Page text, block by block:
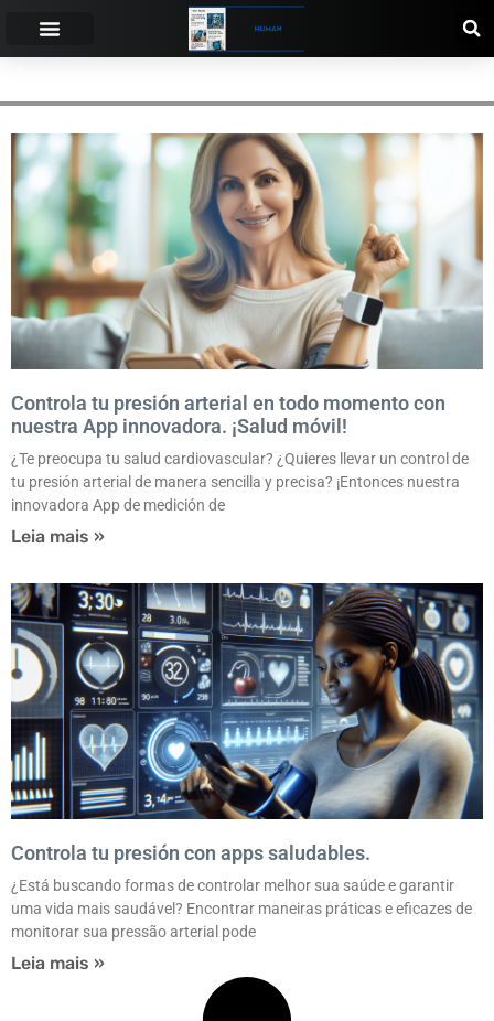
Controla tu presión arterial en todo momento con
nuestra App innovadora. ¡Salud móvil!
¿Te preocupa tu salud cardiovascular? ¿Quieres llevar un control de
tu presión arterial de manera sencilla y precisa? ¡Entonces nuestra
innovadora App de medición de
Leia mais »
Controla tu presión con apps saludables.
¿Está buscando formas de controlar melhor sua saúde e garantir
uma vida mais saudável? Encontrar maneiras práticas e eficazes de
monitorar sua pressão arterial pode
Leia mais »